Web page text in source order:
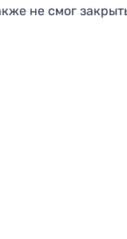
не смог